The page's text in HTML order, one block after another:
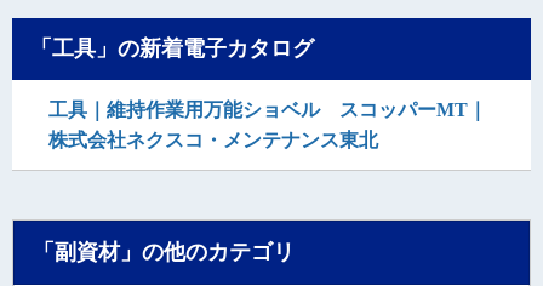
「工具」の新着電子カタログ
工具｜維持作業用万能ショベル スコッパーMT｜
株式会社ネクスコ・メンテナンス東北
「副資材」の他のカテゴリ